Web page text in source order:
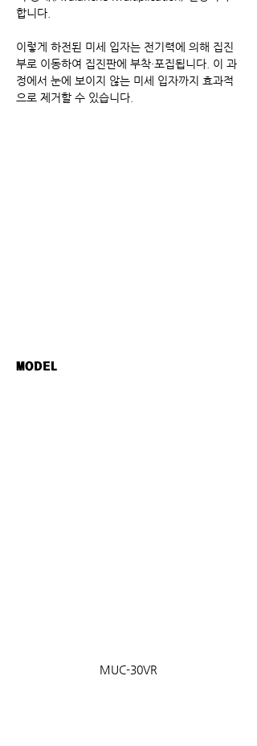
합니다.
이렇게 하전된 미세 입자는 전기력에 의해 집진
부로 이동하여 집진판에 부착·포집됩니다. 이 과
정에서 눈에 보이지 않는 미세 입자까지 효과적
으로 제거할 수 있습니다.
MODEL
MUC-30VR